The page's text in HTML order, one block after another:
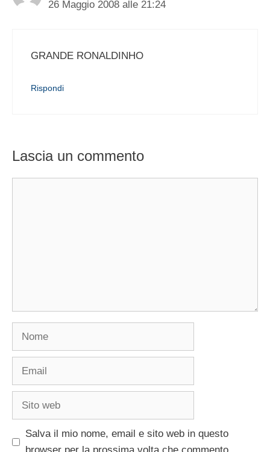
26 Maggio 2008 alle 21:24
GRANDE RONALDINHO
Rispondi
Lascia un commento
Nome
Email
Sito
Salva il mio nome, email e sito web in questo